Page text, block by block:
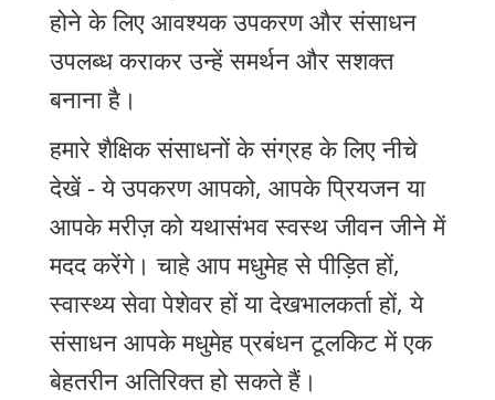
होने के लिए आवश्यक उपकरण और संसाधन
उपलब्ध कराकर उन्हें समर्थन और सशक्त
बनाना है।
हमारे शैक्षिक संसाधनों के संग्रह के लिए नीचे
देखें - ये उपकरण आपको, आपके प्रियजन या
आपके मरीज़ को यथासंभव स्वस्थ जीवन जीने में
मदद करेंगे। चाहे आप मधुमेह से पीड़ित हों,
स्वास्थ्य सेवा पेशेवर हों या देखभालकर्ता हों, ये
संसाधन आपके मधुमेह प्रबंधन टूलकिट में एक
बेहतरीन अतिरिक्त हो सकते हैं।